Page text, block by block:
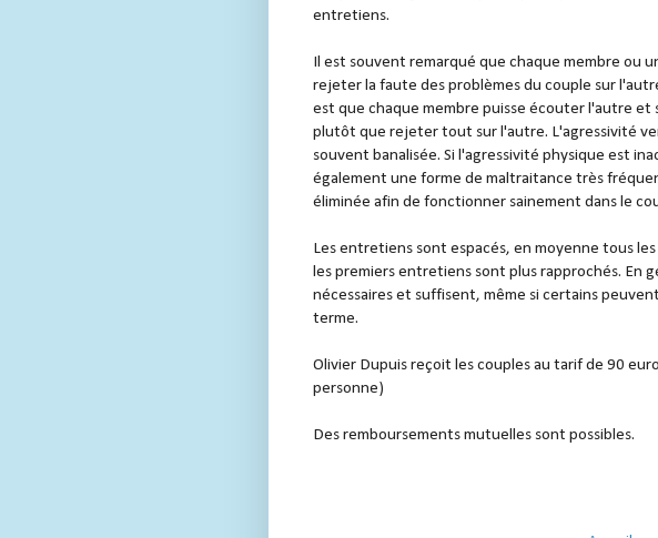
entretiens.
Il est souvent remarqué que chaque membre ou
rejeter la faute des problèmes du couple sur
est que chaque membre puisse écouter l'autre
plutôt que rejeter tout sur l'autre. L'agressivité
souvent banalisée. Si l'agressivité physique est
également une forme de maltraitance très
éliminée afin de fonctionner sainement dans le
Les entretiens sont espacés, en moyenne tous
les premiers entretiens sont plus rapprochés. En
nécessaires et suffisent, même si certains
terme.
Olivier Dupuis reçoit les couples au tarif de 90
personne)
Des remboursements mutuelles sont possibles.